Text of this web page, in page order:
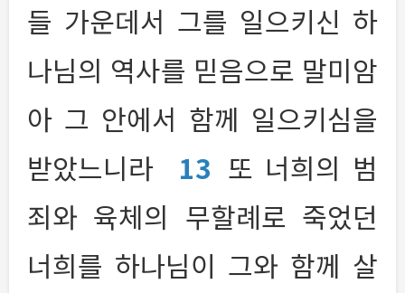
들 가운데서 그를 일으키신 하
나님의 역사를 믿음으로 말미암
아 그 안에서 함께 일으키심을
받았느니라
13 또 너희의 범
죄와 육체의 무할례로 죽었던
너희를 하나님이 그와 함께 살